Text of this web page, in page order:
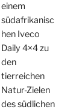
einem
südafrikanisc
hen Iveco
Daily 4×4 zu
den
tierreichen
Natur-Zielen
des südlichen